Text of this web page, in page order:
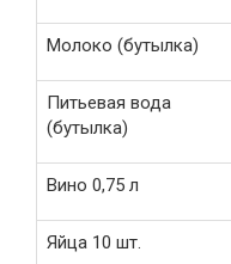
Молоко (бутылка)
Питьевая вода
(бутылка)
Вино 0,75 л
Яйца 10 шт.